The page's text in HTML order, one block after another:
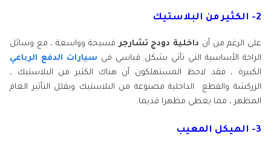
2- الكثير من البلاستيك
على الرغم من أن داخلية دودج تشارجرفسيحة وواسعة ، مع وسائل
الراحة الأساسية التي تأتي بشكل قياسي في سيارات الدفع الرباعي
الكبيرة ، فقد لاحظ المستهلكون أن هناك الكثير من البلاستيك ،
الزركشة والقطع الداخلية مصنوعة من البلاستيك ويقلل التأثير العام
المظهر ، مما يعطي مظهرا قديما.
3- الهيكل المعيب